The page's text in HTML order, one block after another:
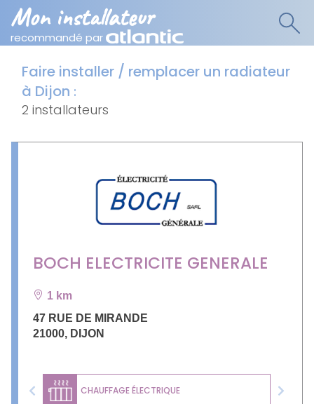
Mon installateur
recommandé par
Faire installer / remplacer un radiateur
à Dijon :
2 installateurs
BOCH ELECTRICITE GENERALE
1 km
47 RUE DE MIRANDE
21000, DIJON
CHAUFFAGE ÉLECTRIQUE
Previous Next